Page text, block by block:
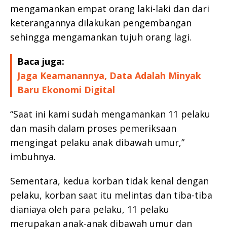
mengamankan empat orang laki-laki dan dari
keterangannya dilakukan pengembangan
sehingga mengamankan tujuh orang lagi.
Baca juga:
Jaga Keamanannya, Data Adalah Minyak
Baru Ekonomi Digital
“Saat ini kami sudah mengamankan 11 pelaku
dan masih dalam proses pemeriksaan
mengingat pelaku anak dibawah umur,”
imbuhnya.
Sementara, kedua korban tidak kenal dengan
pelaku, korban saat itu melintas dan tiba-tiba
dianiaya oleh para pelaku, 11 pelaku
merupakan anak-anak dibawah umur dan